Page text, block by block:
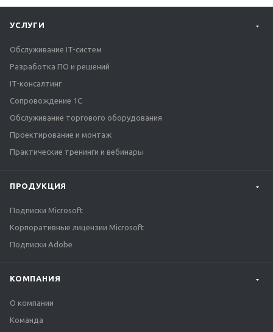
УСЛУГИ
Обслуживание IT-систем
Разработка ПО и решений
IT-консалтинг
Сопровождение 1С
Обслуживание торгового оборудования
Проектирование и монтаж
Практические тренинги и вебинары
ПРОДУКЦИЯ
Подписки Microsoft
Корпоративные лицензии Microsoft
Подписки Adobe
КОМПАНИЯ
О компании
Команда